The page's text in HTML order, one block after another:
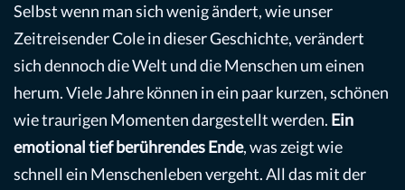
Selbst wenn man sich wenig ändert, wie unser
Zeitreisender Cole in dieser Geschichte, verändert
sich dennoch die Welt und die Menschen um einen
herum. Viele Jahre können in ein paar kurzen, schönen
wie traurigen Momenten dargestellt werden. Ein
emotionaltiefberührendes Ende, was zeigt wie
schnell ein Menschenleben vergeht. All das mit der